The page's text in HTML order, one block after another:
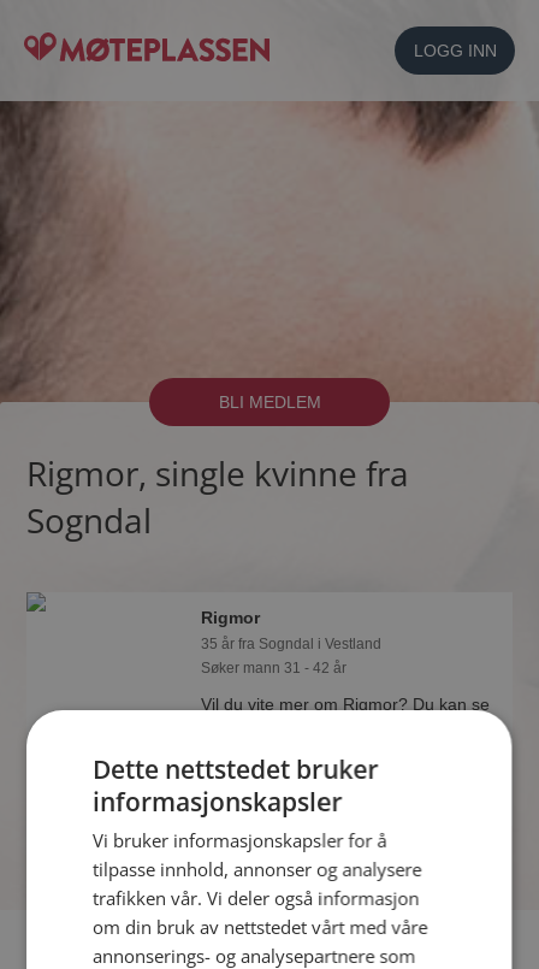
LOGG INN
BLI MEDLEM
Rigmor, single kvinne fra
Sogndal
Rigmor
35 år fra Sogndal i Vestland
Søker mann 31 - 42 år
Vil du vite mer om Rigmor? Du kan se
Møteplassen.
Fler single
Dette nettstedet bruker
informasjonskapsler
Vi bruker informasjonskapsler for å
tilpasse innhold, annonser og analysere
trafikken vår. Vi deler også informasjon
om din bruk av nettstedet vårt med våre
annonserings- og analysepartnere som